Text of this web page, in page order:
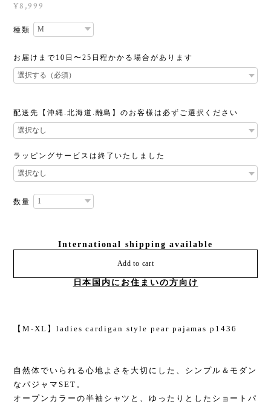
¥8,999
種類
お届けまで10日〜25日程かかる場合があります
配送先【沖縄.北海道.離島】のお客様は必ずご選択ください
ラッピングサービスは終了いたしました
数量
International shipping available
Add to cart
日本国内にお住まいの方向け
【M-XL】ladies cardigan style pear pajamas p1436
自然体でいられる心地よさを大切にした、シンプル＆モダン
なパジャマSET。
オープンカラーの半袖シャツと、ゆったりとしたショートパ